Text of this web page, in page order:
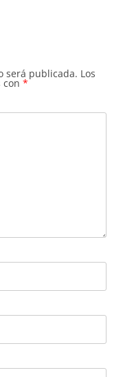
será publicada. Los
con *